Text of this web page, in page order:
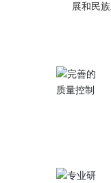
展和民